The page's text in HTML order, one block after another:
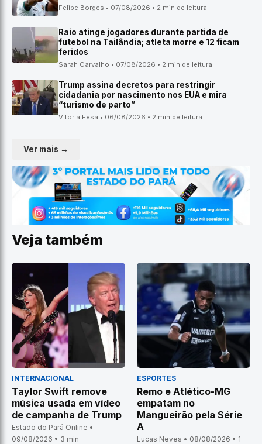
Felipe Borges • 07/08/2026 • 2 min de leitura
Raio atinge jogadores durante partida de
futebol na Tailândia; atleta morre e 12 ficam
feridos
Sarah Carvalho • 07/08/2026 • 2 min de leitura
Trump assina decretos para restringir
cidadania por nascimento nos EUA e mira
“turismo de parto”
Vitoria Fesa • 06/08/2026 • 2 min de leitura
Ver mais →
Veja também
INTERNACIONAL
Taylor Swift remove
música usada em vídeo
de campanha de Trump
Estado do Pará Online •
09/08/2026 • 3 min
ESPORTES
Remo e Atlético-MG
empatam no
Mangueirão pela Série
A
Lucas Neves • 08/08/2026 • 1